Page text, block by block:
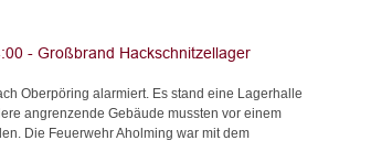
Oberpöring alarmiert. Es stand eine Lagerhalle
angrenzende Gebäude mussten vor einem
Die Feuerwehr Aholming war mit dem